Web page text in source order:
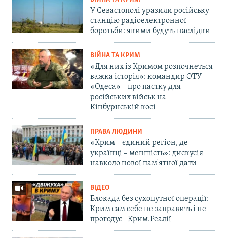
У Севастополі уразили російську
станцію радіоелектронної
боротьби: якими будуть наслідки
ВІЙНА ТА КРИМ
«Для них із Кримом розпочнеться
важка історія»: командир ОТУ
«Одеса» – про пастку для
російських військ на
Кінбурнській косі
ПРАВА ЛЮДИНИ
«Крим – єдиний регіон, де
українці – меншість»: дискусія
навколо нової пам'ятної дати
ВІДЕО
Блокада без сухопутної операції:
Крим сам себе не заправить і не
прогодує | Крим.Реалії